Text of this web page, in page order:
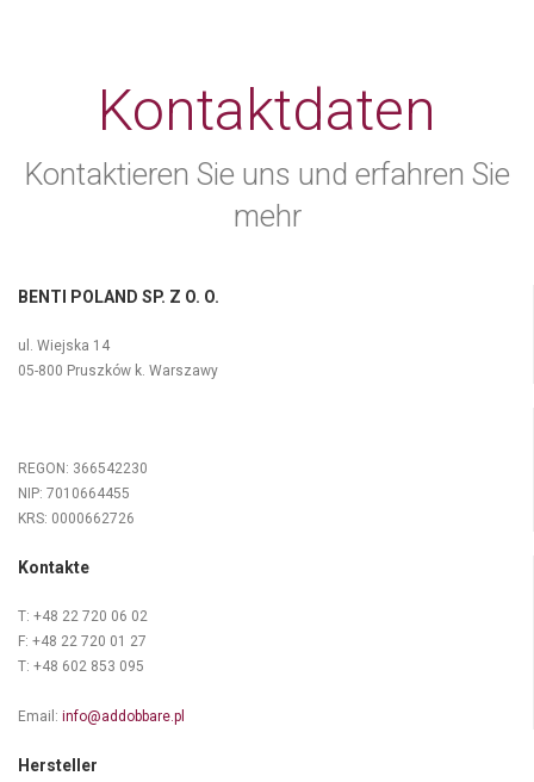
Kontaktdaten
Kontaktieren Sie uns und erfahren Sie
mehr
BENTI POLAND SP. Z O. O.
ul. Wiejska 14
05-800 Pruszków k. Warszawy
REGON: 366542230
NIP: 7010664455
KRS: 0000662726
Kontakte
T: +48 22 720 06 02
F: +48 22 720 01 27
T: +48 602 853 095
Email: info@addobbare.pl
Hersteller